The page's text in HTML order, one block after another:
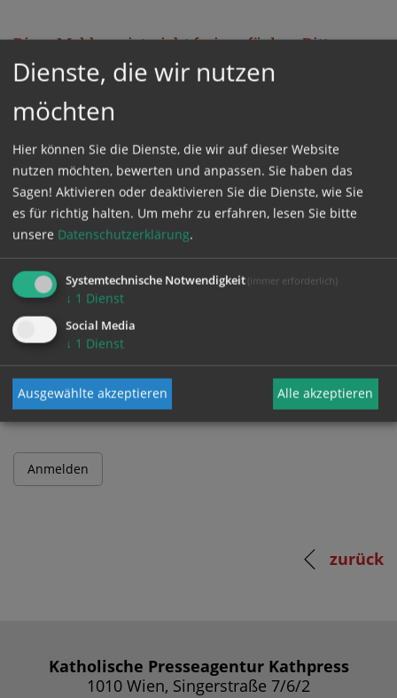
Diese Meldung ist nicht frei verfügbar. Bitte
loggen Sie sich ein, oder bestellen Sie das
Produkt
GESCHÜTZTER BEREICH
Bitte melden Sie sich mit Ihrem Benutzernamen
und Passwort an.
Benutzername
Passwort
zurück
Katholische Presseagentur Kathpress
1010 Wien, Singerstraße 7/6/2
Dienste, die wir nutzen
möchten
Hier können Sie die Dienste, die wir auf dieser Website
nutzen möchten, bewerten und anpassen. Sie haben das
Sagen! Aktivieren oder deaktivieren Sie die Dienste, wie Sie
es für richtig halten. Um mehr zu erfahren, lesen Sie bitte
unsere Datenschutzerklärung.
Systemtechnische Notwendigkeit (immer erforderlich)
↓ 1 Dienst
Social Media
↓ 1 Dienst
Ausgewählte akzeptieren Alle akzeptieren